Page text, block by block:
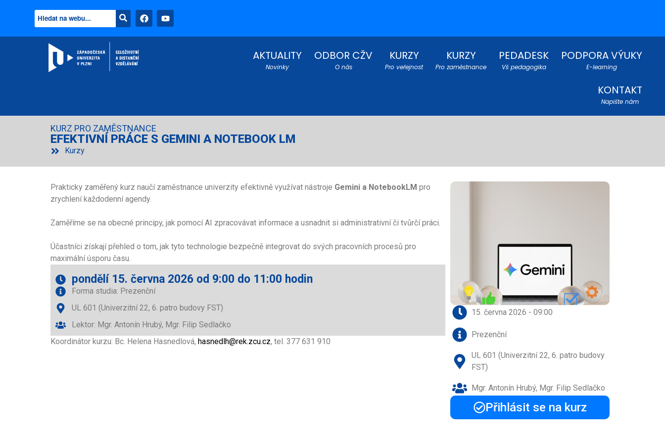
AKTUALITY
Novinky
ODBOR CŽV
O nás
KURZY
Pro veřejnost
KURZY
Pro zaměstnance
PEDADESK
Vš pedagogika
PODPORA VÝUKY
E-learning
KONTAKT
Napište nám
KURZ PRO ZAMĚSTNANCE
EFEKTIVNÍ PRÁCE S GEMINI A NOTEBOOK LM
Kurzy
Prakticky zaměřený kurz naučí zaměstnance univerzity efektivně využívat nástroje Gemini a NotebookLM pro
zrychlení každodenní agendy.
Zaměříme se na obecné principy, jak pomocí AI zpracovávat informace a usnadnit si administrativní či tvůrčí práci.
Účastníci získají přehled o tom, jak tyto technologie bezpečně integrovat do svých pracovních procesů pro
maximální úsporu času.
pondělí 15. června 2026 od 9:00 do 11:00 hodin
Forma studia: Prezenční
UL 601 (Univerzitní 22, 6. patro budovy FST)
Lektor: Mgr. Antonín Hrubý, Mgr. Filip Sedlačko
Koordinátor kurzu: Bc. Helena Hasnedlová, hasnedlh@rek.zcu.cz, tel. 377 631 910
15. června 2026 - 09:00
Prezenční
UL 601 (Univerzitní 22, 6. patro budovy
FST)
Mgr. Antonín Hrubý, Mgr. Filip Sedlačko
Přihlásit se na kurz